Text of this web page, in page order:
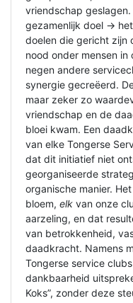
vriendschap
gezamenlijk doel ->
doelen die gericht zijn
nood onder mensen in
negen andere
synergie gecreëerd.
maar zeker zo
vriendschap en de
bloei kwam. Een
van elke Tongerse
dat dit initiatief niet
georganiseerde
organische manier.
bloem, elk van onze
aarzeling, en dat
van betrokkenheid,
daadkracht. Namens
Tongerse service
dankbaarheid
Koks”, zonder deze